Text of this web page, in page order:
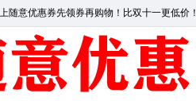
随意优惠券先领券再购物！比双十一更低价！